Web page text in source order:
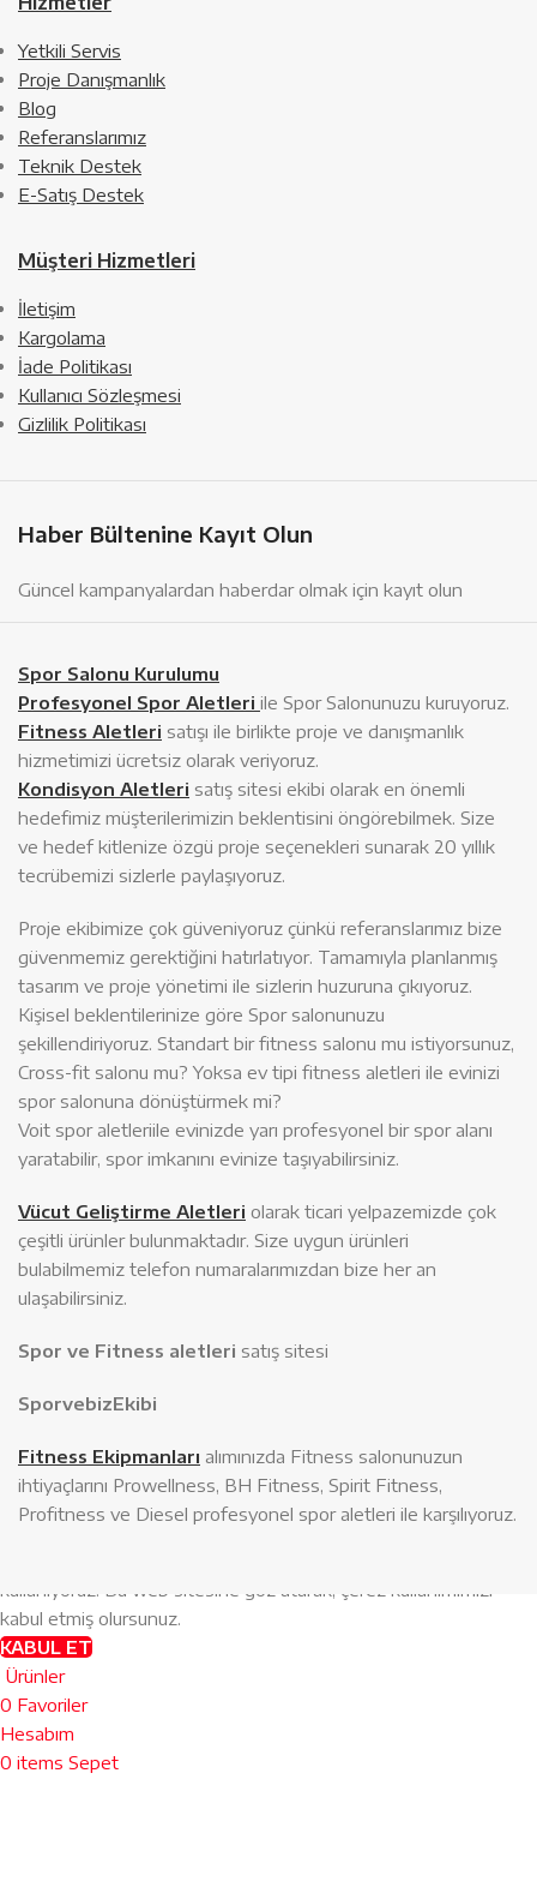
Yetkili Servis
Proje Danışmanlık
Blog
Referanslarımız
Teknik Destek
E-Satış Destek
Müşteri Hizmetleri
İletişim
Kargolama
İade Politikası
Kullanıcı Sözleşmesi
Gizlilik Politikası
Haber Bültenine Kayıt Olun
Güncel kampanyalardan haberdar olmak için kayıt olun
Spor Salonu Kurulumu
Profesyonel Spor Aletleri ile Spor Salonunuzu kuruyoruz.
Fitness Aletleri satışı ile birlikte proje ve danışmanlık
hizmetimizi ücretsiz olarak veriyoruz.
Kondisyon Aletleri satış sitesi ekibi olarak en önemli
hedefimiz müşterilerimizin beklentisini öngörebilmek. Size
ve hedef kitlenize özgü proje seçenekleri sunarak 20 yıllık
tecrübemizi sizlerle paylaşıyoruz.
Proje ekibimize çok güveniyoruz çünkü referanslarımız bize
güvenmemiz gerektiğini hatırlatıyor. Tamamıyla planlanmış
tasarım ve proje yönetimi ile sizlerin huzuruna çıkıyoruz.
Kişisel beklentilerinize göre Spor salonunuzu
şekillendiriyoruz. Standart bir fitness salonu mu istiyorsunuz,
Cross-fit salonu mu? Yoksa ev tipi fitness aletleri ile evinizi
spor salonuna dönüştürmek mi?
Voit spor aletleriile evinizde yarı profesyonel bir spor alanı
yaratabilir, spor imkanını evinize taşıyabilirsiniz.
Vücut Geliştirme Aletleri olarak ticari yelpazemizde çok
çeşitli ürünler bulunmaktadır. Size uygun ürünleri
bulabilmemiz telefon numaralarımızdan bize her an
ulaşabilirsiniz.
Spor ve Fitness aletleri satış sitesi
SporvebizEkibi
Fitness Ekipmanları alımınızda Fitness salonunuzun
ihtiyaçlarını Prowellness, BH Fitness, Spirit Fitness,
Profitness ve Diesel profesyonel spor aletleri ile karşılıyoruz.
kullanıyoruz. Bu web sitesine göz atarak, çerez kullanımımızı
kabul etmiş olursunuz.
KABUL ET
Ürünler
0 Favoriler
Hesabım
0 items Sepet